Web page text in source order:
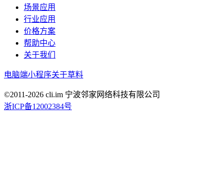
场景应用
行业应用
价格方案
帮助中心
关于我们
电脑端小程序关于草料
©2011-2026 cli.im 宁波邻家网络科技有限公司
浙ICP备12002384号